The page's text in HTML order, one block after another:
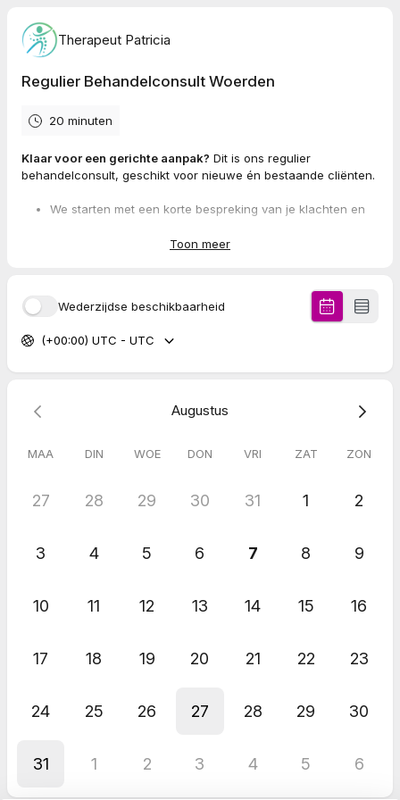
Therapeut Patricia
Regulier Behandelconsult Woerden
20 minuten
Klaar voor een gerichte aanpak? Dit is ons regulier
behandelconsult, geschikt voor nieuwe én bestaande cliënten.
We starten met een korte bespreking van je klachten en
We onderzoeken jouw blokkades.
Voor de eerste afspraak adviseren we een uitgebreid consult
zodat we voldoende tijd hebben om jouw klachten en
behandeling per maand in. Het is belangrijk om vooruit te
Toon meer
Wederzijdse beschikbaarheid
(+00:00) UTC - UTC
Augustus
MAA DIN WOE DON VRI ZAT ZON
27 28 29 30 31 1 2
3 4 5 6 7 8 9
10 11 12 13 14 15 16
17 18 19 20 21 22 23
24 25 26 27 28 29 30
31 1 2 3 4 5 6